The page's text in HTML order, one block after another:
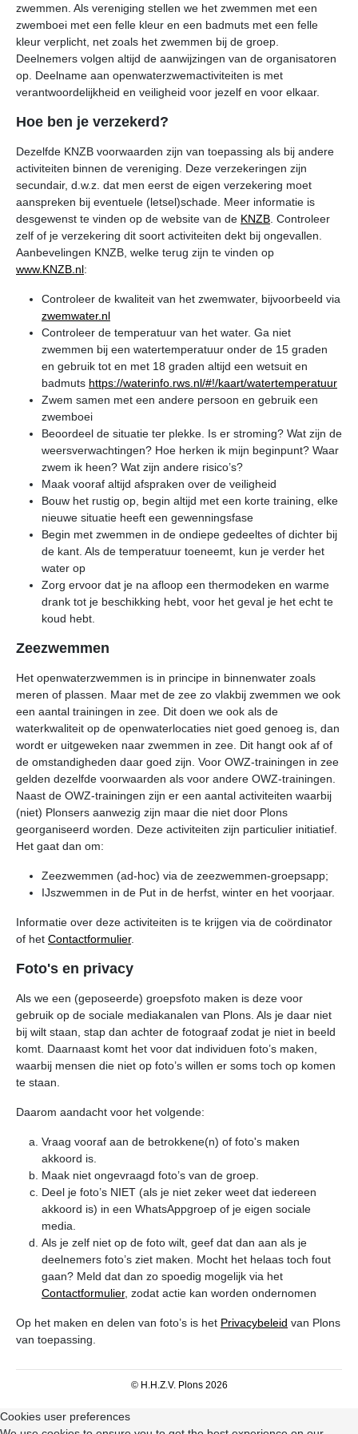
zwemmen. Als vereniging stellen we het zwemmen met een
zwemboei met een felle kleur en een badmuts met een felle
kleur verplicht, net zoals het zwemmen bij de groep.
Deelnemers volgen altijd de aanwijzingen van de organisatoren
op. Deelname aan openwaterzwemactiviteiten is met
verantwoordelijkheid en veiligheid voor jezelf en voor elkaar.
Hoe ben je verzekerd?
Dezelfde KNZB voorwaarden zijn van toepassing als bij andere
activiteiten binnen de vereniging. Deze verzekeringen zijn
secundair, d.w.z. dat men eerst de eigen verzekering moet
aanspreken bij eventuele (letsel)schade. Meer informatie is
desgewenst te vinden op de website van de KNZB . Controleer
zelf of je verzekering dit soort activiteiten dekt bij ongevallen.
Aanbevelingen KNZB, welke terug zijn te vinden op
www.KNZB.nl:
Controleer de kwaliteit van het zwemwater, bijvoorbeeld via
zwemwater.nl
Controleer de temperatuur van het water. Ga niet
zwemmen bij een watertemperatuur onder de 15 graden
en gebruik tot en met 18 graden altijd een wetsuit en
badmuts https://waterinfo.rws.nl/#!/kaart/watertemperatuur
Zwem samen met een andere persoon en gebruik een
zwemboei
Beoordeel de situatie ter plekke. Is er stroming? Wat zijn de
weersverwachtingen? Hoe herken ik mijn beginpunt? Waar
zwem ik heen? Wat zijn andere risico’s?
Maak vooraf altijd afspraken over de veiligheid
Bouw het rustig op, begin altijd met een korte training, elke
nieuwe situatie heeft een gewenningsfase
Begin met zwemmen in de ondiepe gedeeltes of dichter bij
de kant. Als de temperatuur toeneemt, kun je verder het
water op
Zorg ervoor dat je na afloop een thermodeken en warme
drank tot je beschikking hebt, voor het geval je het echt te
koud hebt.
Zeezwemmen
Het openwaterzwemmen is in principe in binnenwater zoals
meren of plassen. Maar met de zee zo vlakbij zwemmen we ook
een aantal trainingen in zee. Dit doen we ook als de
waterkwaliteit op de openwaterlocaties niet goed genoeg is, dan
wordt er uitgeweken naar zwemmen in zee. Dit hangt ook af of
de omstandigheden daar goed zijn. Voor OWZ-trainingen in zee
gelden dezelfde voorwaarden als voor andere OWZ-trainingen.
Naast de OWZ-trainingen zijn er een aantal activiteiten waarbij
(niet) Plonsers aanwezig zijn maar die niet door Plons
georganiseerd worden. Deze activiteiten zijn particulier initiatief.
Het gaat dan om:
Zeezwemmen (ad-hoc) via de zeezwemmen-groepsapp;
IJszwemmen in de Put in de herfst, winter en het voorjaar.
Informatie over deze activiteiten is te krijgen via de coördinator
of het Contactformulier.
Foto's en privacy
Als we een (geposeerde) groepsfoto maken is deze voor
gebruik op de sociale mediakanalen van Plons. Als je daar niet
bij wilt staan, stap dan achter de fotograaf zodat je niet in beeld
komt. Daarnaast komt het voor dat individuen foto’s maken,
waarbij mensen die niet op foto’s willen er soms toch op komen
te staan.
Daarom aandacht voor het volgende:
Vraag vooraf aan de betrokkene(n) of foto's maken
akkoord is.
Maak niet ongevraagd foto’s van de groep.
Deel je foto’s NIET (als je niet zeker weet dat iedereen
akkoord is) in een WhatsAppgroep of je eigen sociale
media.
Als je zelf niet op de foto wilt, geef dat dan aan als je
deelnemers foto’s ziet maken. Mocht het helaas toch fout
gaan? Meld dat dan zo spoedig mogelijk via het
Contactformulier, zodat actie kan worden ondernomen
Op het maken en delen van foto’s is het Privacybeleid van Plons
van toepassing.
© H.H.Z.V. Plons 2026
Cookies user preferences